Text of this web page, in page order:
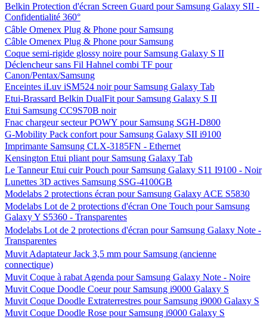
Belkin Protection d'écran Screen Guard pour Samsung Galaxy SII -
Confidentialité 360°
Câble Omenex Plug & Phone pour Samsung
Câble Omenex Plug & Phone pour Samsung
Coque semi-rigide glossy noire pour Samsung Galaxy S II
Déclencheur sans Fil Hahnel combi TF pour
Canon/Pentax/Samsung
Enceintes iLuv iSM524 noir pour Samsung Galaxy Tab
Etui-Brassard Belkin DualFit pour Samsung Galaxy S II
Etui Samsung CC9S70B noir
Fnac chargeur secteur POWY pour Samsung SGH-D800
G-Mobility Pack confort pour Samsung Galaxy SII i9100
Imprimante Samsung CLX-3185FN - Ethernet
Kensington Etui pliant pour Samsung Galaxy Tab
Le Tanneur Etui cuir Pouch pour Samsung Galaxy S11 I9100 - Noir
Lunettes 3D actives Samsung SSG-4100GB
Modelabs 2 protections écran pour Samsung Galaxy ACE S5830
Modelabs Lot de 2 protections d'écran One Touch pour Samsung
Galaxy Y S5360 - Transparentes
Modelabs Lot de 2 protections d'écran pour Samsung Galaxy Note -
Transparentes
Muvit Adaptateur Jack 3,5 mm pour Samsung (ancienne
connectique)
Muvit Coque à rabat Agenda pour Samsung Galaxy Note - Noire
Muvit Coque Doodle Coeur pour Samsung i9000 Galaxy S
Muvit Coque Doodle Extraterrestres pour Samsung i9000 Galaxy S
Muvit Coque Doodle Rose pour Samsung i9000 Galaxy S